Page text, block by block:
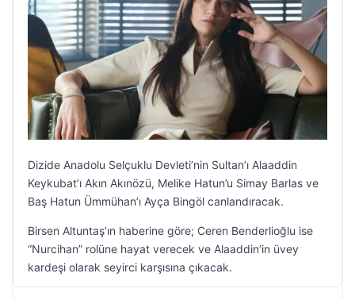
Dizide Anadolu Selçuklu Devleti’nin Sultan’ı Alaaddin
Keykubat’ı Akın Akınözü, Melike Hatun’u Simay Barlas ve
Baş Hatun Ümmühan’ı Ayça Bingöl canlandıracak.
Birsen Altuntaş’ın haberine göre; Ceren Benderlioğlu ise
“Nurcihan” rolüne hayat verecek ve Alaaddin’in üvey
kardeşi olarak seyirci karşısına çıkacak.